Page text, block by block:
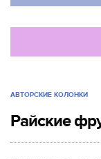
АВТОРСКИЕ КОЛОНКИ
Райские